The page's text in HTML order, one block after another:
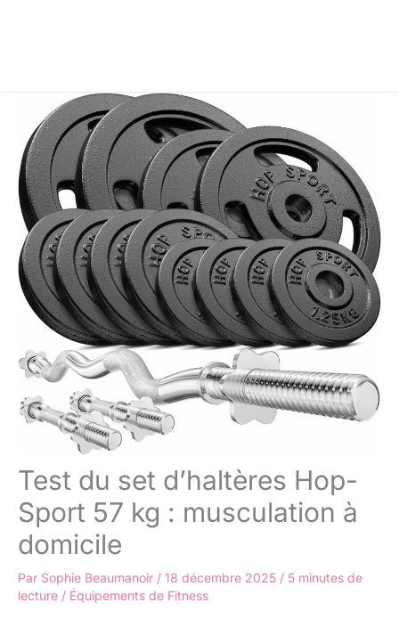
Test du set d’haltères Hop-
Sport 57 kg : musculation à
domicile
Par Sophie Beaumanoir / 18 décembre 2025 / 5 minutes de
lecture / Équipements de Fitness